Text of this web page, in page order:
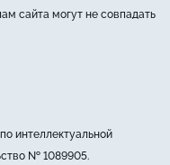
сайта могут не совпадать
интеллектуальной
№ 1089905.